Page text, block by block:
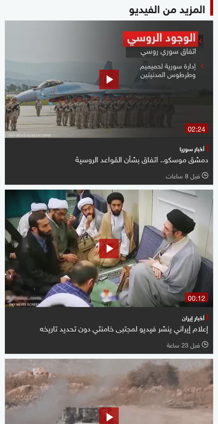
المزيد من الفيديو
02:24
أخبار سوريا
دمشق موسكو.. اتفاق بشأن القواعد الروسية
l قبل 8 ساعات
00:12
أخبار إيران
إعلام إيراني ينشر فيديو لمجتبى خامنئي دون تحديد تاريخه
l قبل 23 ساعة